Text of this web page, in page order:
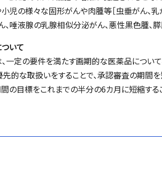
児の様々な固形がんや肉腫等［虫垂がん、乳
唾液腺の乳腺相似分泌がん、悪性黒色腫、
いて
一定の要件を満たす画期的な医薬品につい
先的な取扱いをすることで、承認審査の期間
の目標をこれまでの半分の6カ月に短縮する